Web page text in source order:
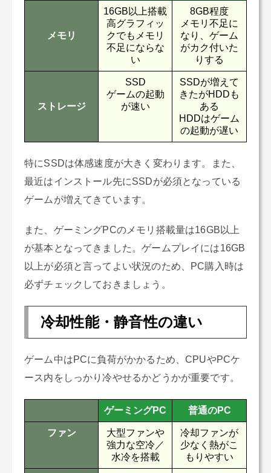
メモリ
16GB以上搭載
高グラフィッ
クでもメモリ
不足にならな
い
8GB程度
メモリ不足に
なり、ゲーム
がカク付いた
りする
ストレージ
SSD
ゲームの起動
が速い
SSDが増えて
きたがHDDも
ある
HDDはゲーム
の起動が遅い
特にSSDは体感速度が大きく変わります。また、
最近はインストール先にSSDが必須となっている
ゲームが増えてきています。
また、ゲーミングPCのメモリ搭載量は16GB以上
が基本となってきました。ゲームプレイには16GB
以上が必須と言ってよい状況のため、PC購入時は
必ずチェックしておきましょう。
冷却性能・静音性の違い
ゲーム中はPCに負荷がかかるため、CPUやPCケ
ース内をしっかり冷やせるかどうかが重要です。
ゲーミングPC 普通のPC
ファン
大型ファンや
強力な空冷／
水冷を搭載
冷却ファンが
少なく熱がこ
もりやすい